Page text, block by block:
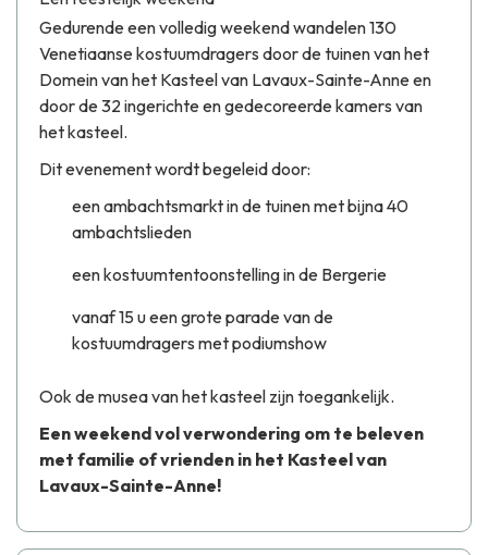
Gedurende een volledig weekend wandelen 130
Venetiaanse kostuumdragers door de tuinen van het
Domein van het Kasteel van Lavaux-Sainte-Anne en
door de 32 ingerichte en gedecoreerde kamers van
het kasteel.
Dit evenement wordt begeleid door:
een ambachtsmarkt in de tuinen met bijna 40
ambachtslieden
een kostuumtentoonstelling in de Bergerie
vanaf 15 u een grote parade van de
kostuumdragers met podiumshow
Ook de musea van het kasteel zijn toegankelijk.
Een weekend vol verwondering om te beleven
met familie of vrienden in het Kasteel van
Lavaux-Sainte-Anne!